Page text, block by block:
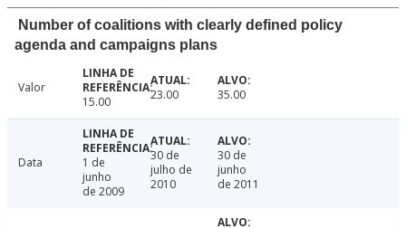
Number of coalitions with clearly defined policy
agenda and campaigns plans
Valor
15.00
23.00 35.00
Data
1 de
junho
de 2009
30 de
julho de
2010
30 de
junho
de 2011